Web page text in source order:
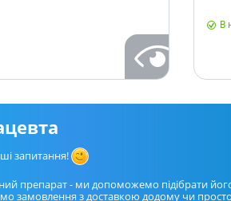
В
запитання!
препарат - ми допоможемо підібрати
замовлення з доставкою додому чи просто